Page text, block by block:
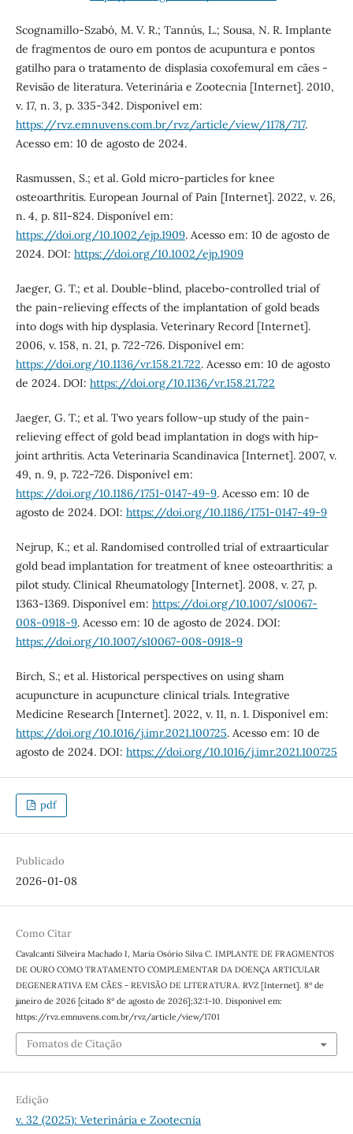
Scognamillo-Szabó, M. V. R.; Tannús, L.; Sousa, N. R. Implante
de fragmentos de ouro em pontos de acupuntura e pontos
gatilho para o tratamento de displasia coxofemural em cães -
Revisão de literatura. Veterinária e Zootecnia [Internet]. 2010,
v. 17, n. 3, p. 335-342. Disponível em:
https://rvz.emnuvens.com.br/rvz/article/view/1178/717.
Acesso em: 10 de agosto de 2024.
Rasmussen, S.; et al. Gold micro-particles for knee
osteoarthritis. European Journal of Pain [Internet]. 2022, v. 26,
n. 4, p. 811-824. Disponível em:
https://doi.org/10.1002/ejp.1909. Acesso em: 10 de agosto de
2024. DOI: https://doi.org/10.1002/ejp.1909
Jaeger, G. T.; et al. Double-blind, placebo-controlled trial of
the pain-relieving effects of the implantation of gold beads
into dogs with hip dysplasia. Veterinary Record [Internet].
2006, v. 158, n. 21, p. 722-726. Disponível em:
https://doi.org/10.1136/vr.158.21.722. Acesso em: 10 de agosto
de 2024. DOI: https://doi.org/10.1136/vr.158.21.722
Jaeger, G. T.; et al. Two years follow-up study of the pain-
relieving effect of gold bead implantation in dogs with hip-
joint arthritis. Acta Veterinaria Scandinavica [Internet]. 2007, v.
49, n. 9, p. 722-726. Disponível em:
https://doi.org/10.1186/1751-0147-49-9. Acesso em: 10 de
agosto de 2024. DOI: https://doi.org/10.1186/1751-0147-49-9
Nejrup, K.; et al. Randomised controlled trial of extraarticular
gold bead implantation for treatment of knee osteoarthritis: a
pilot study. Clinical Rheumatology [Internet]. 2008, v. 27, p.
1363-1369. Disponível em: https://doi.org/10.1007/s10067-
008-0918-9. Acesso em: 10 de agosto de 2024. DOI:
https://doi.org/10.1007/s10067-008-0918-9
Birch, S.; et al. Historical perspectives on using sham
acupuncture in acupuncture clinical trials. Integrative
Medicine Research [Internet]. 2022, v. 11, n. 1. Disponível em:
https://doi.org/10.1016/j.imr.2021.100725. Acesso em: 10 de
agosto de 2024. DOI: https://doi.org/10.1016/j.imr.2021.100725
pdf
Publicado
2026-01-08
Como Citar
Cavalcanti Silveira Machado I, Maria Osório Silva C. IMPLANTE DE FRAGMENTOS
DE OURO COMO TRATAMENTO COMPLEMENTAR DA DOENÇA ARTICULAR
DEGENERATIVA EM CÃES - REVISÃO DE LITERATURA. RVZ [Internet]. 8º de
janeiro de 2026 [citado 8º de agosto de 2026];32:1-10. Disponível em:
https://rvz.emnuvens.com.br/rvz/article/view/1701
Fomatos de Citação
Edição
v. 32 (2025): Veterinária e Zootecnia